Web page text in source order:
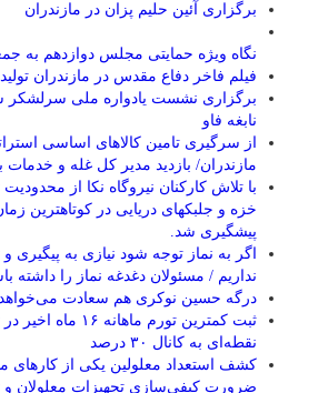
برگزاری آئین حلیم پزان در مازندران
نگاه ویژه حمایتی مجلس دوازدهم به
فیلم فاخر دفاع مقدس در مازندران
برگزاری نشست یادواره ملی
نابغه فاو
از سرگیری تامین کالاهای اساسی
مازندران/ بازدید مدیر کل غله و خدمات
با تلاش کارکنان نیروگاه نکا از
خزه و جلبکهای دریایی در کوتاهترین
پیشگیری شد.
اگر به نماز توجه شود نیازی به پیگیری و
نداریم / مسئولان دغدغه نماز را داشته
درگه حسین نوکری هم سعادت
ثبت کمترین تورم
نقطه‌ای به کانال ۳۰ درصد
کشف استعداد معلولین یکی از کارهای
ضرورت کیفی‌سازی تجهیزات معلولان و